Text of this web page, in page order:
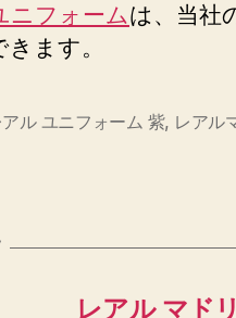
ニフォームは、当社
ます。
アル ユニフォーム 紫, レアル
レアル マド